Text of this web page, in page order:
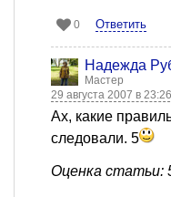
0 Ответить
Надежда
Мастер
29 августа 2007 в 23:26
Ах, какие
следовали. 5
Оценка статьи: